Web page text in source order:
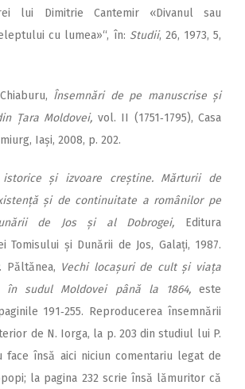
lui Dimitrie Cantemir «Divanul sau
cu lumea»“, în: Studii, 26, 1973, 5,
Însemnări de pe manuscrise și
Țara Moldovei, vol. II (1751‑1795), Casa
Iași, 2008, p. 202.
istorice și izvoare creștine. Mărturii de
și de continuitate a românilor pe
de Jos și al Dobrogei, Editura
Tomisului și Dunării de Jos, Galați, 1987.
Păltănea, Vechi locașuri de cult și viața
în sudul Moldovei până la 1864, este
191‑255. Reproducerea însemnării
de N. Iorga, la p. 203 din studiul lui P.
face însă aici niciun comentariu legat de
la pagina 232 scrie însă lămuritor că